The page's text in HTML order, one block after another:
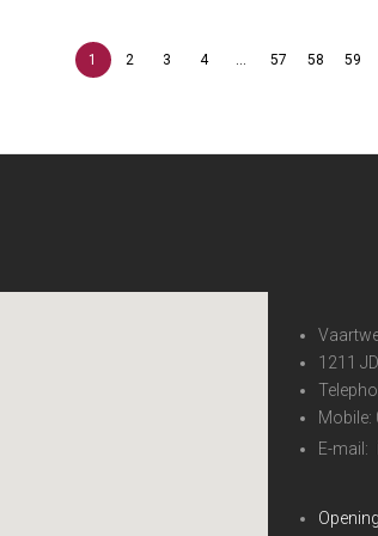
1 2 3 4 … 57 58 59
1211
Mobile:
E-mail: